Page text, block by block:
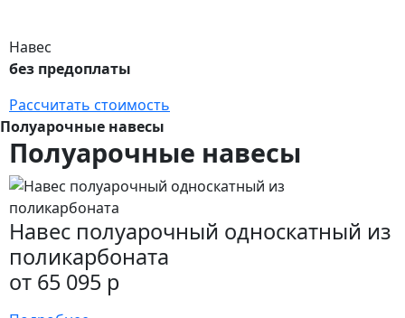
Навес
без предоплаты
Рассчитать стоимость
Полуарочные навесы
Полуарочные навесы
Навес полуарочный односкатный из
поликарбоната
от 65 095 р